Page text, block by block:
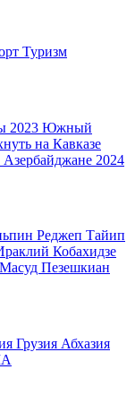
Туризм
2023 Южный
на Кавказе
2024
Реджеп Тайип
Кобахидзе
Масуд Пезешкиан
Грузия Абхазия